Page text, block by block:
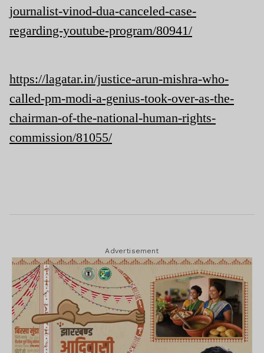
journalist-vinod-dua-canceled-case-
regarding-youtube-program/80941/
https://lagatar.in/justice-arun-mishra-who-
called-pm-modi-a-genius-took-over-as-the-
chairman-of-the-national-human-rights-
commission/81055/
Advertisement